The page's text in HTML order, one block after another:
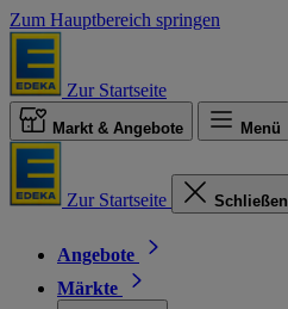
Zum Hauptbereich springen
Zur Startseite
Markt & Angebote Menü
Zur Startseite Schließen
Angebote
Märkte